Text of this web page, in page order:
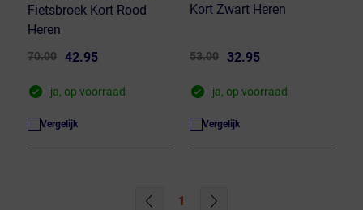
Fietsbroek Kort Rood
Heren
70.00 42.95
ja, op voorraad
Vergelijk
Kort Zwart Heren
53.00 32.95
ja, op voorraad
Vergelijk
1